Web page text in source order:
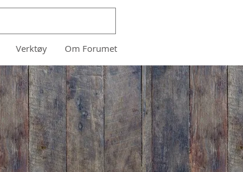
Verktøy Om Forumet